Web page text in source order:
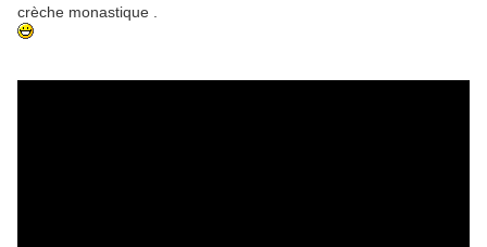
crèche monastique .